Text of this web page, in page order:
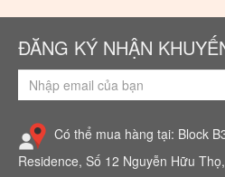
ĐĂNG KÝ NHẬN
Có thể mua hàng tại: Block
Residence, Số 12 Nguyễn Hữu